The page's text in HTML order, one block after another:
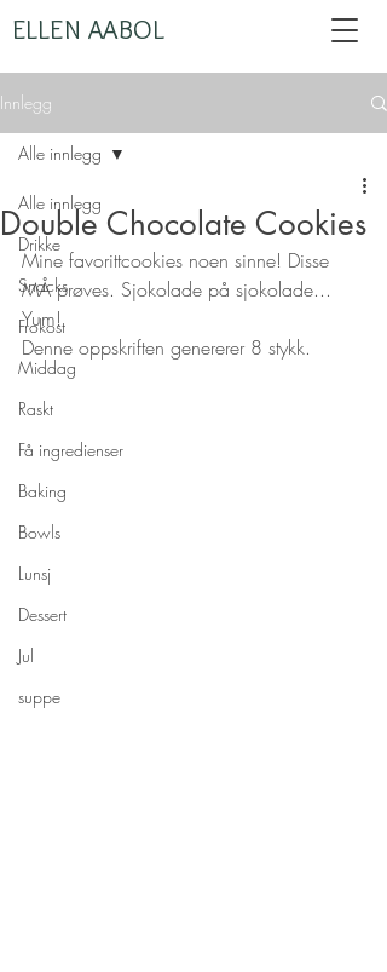
ELLEN AABOL
Innlegg
Alle innlegg
Drikke
Snacks
Frokost
Middag
Raskt
Få ingredienser
Baking
Bowls
Lunsj
Dessert
Jul
suppe
Alle innlegg
Double Chocolate Cookies
Mine favorittcookies noen sinne! Disse
MÅ prøves. Sjokolade på sjokolade...
Yum!
Denne oppskriften genererer 8 stykk.